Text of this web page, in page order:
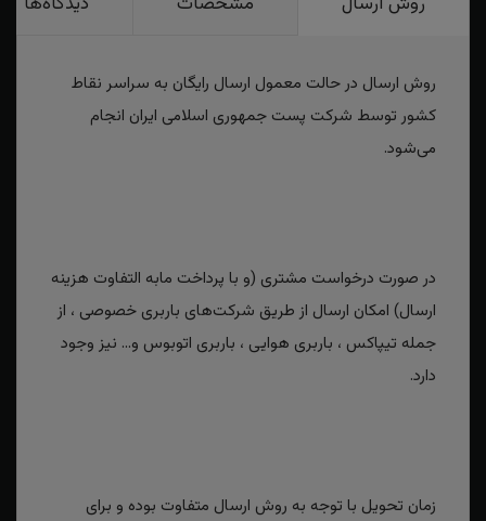
روش ارسال در حالت معمول ارسال رایگان به سراسر نقاط
کشور توسط شرکت پست جمهوری اسلامی ایران انجام
می‌شود.
در صورت درخواست مشتری (و با پرداخت مابه التفاوت هزینه
ارسال) امکان ارسال از طریق شرکت‌های باربری خصوصی ، از
جمله تیپاکس ، باربری هوایی ، باربری اتوبوس و... نیز وجود
دارد.
زمان تحویل با توجه به روش ارسال متفاوت بوده و برای